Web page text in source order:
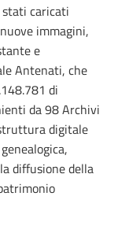
stati caricati
immagini,
e
Antenati, che
di
da 98 Archivi
digitale
diffusione della